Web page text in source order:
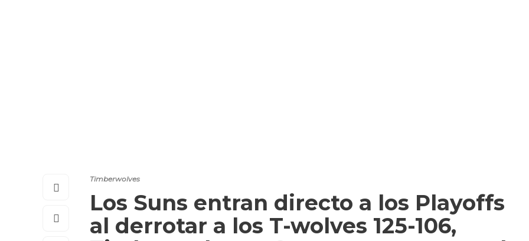
Timberwolves
Los Suns entran directo a los Playoffs
al derrotar a los T-wolves 125-106,